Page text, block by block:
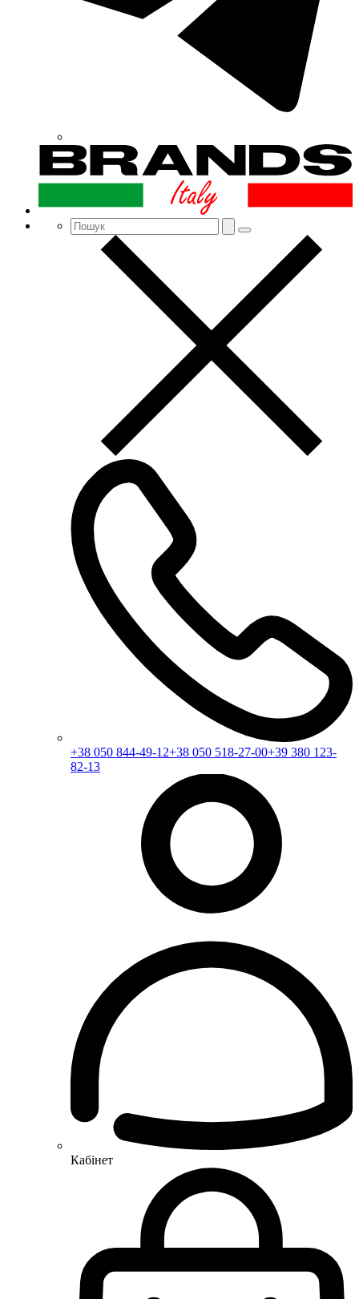
+38 050 844-49-12+38 050 518-27-00+39 380 123-
82-13
Кабінет